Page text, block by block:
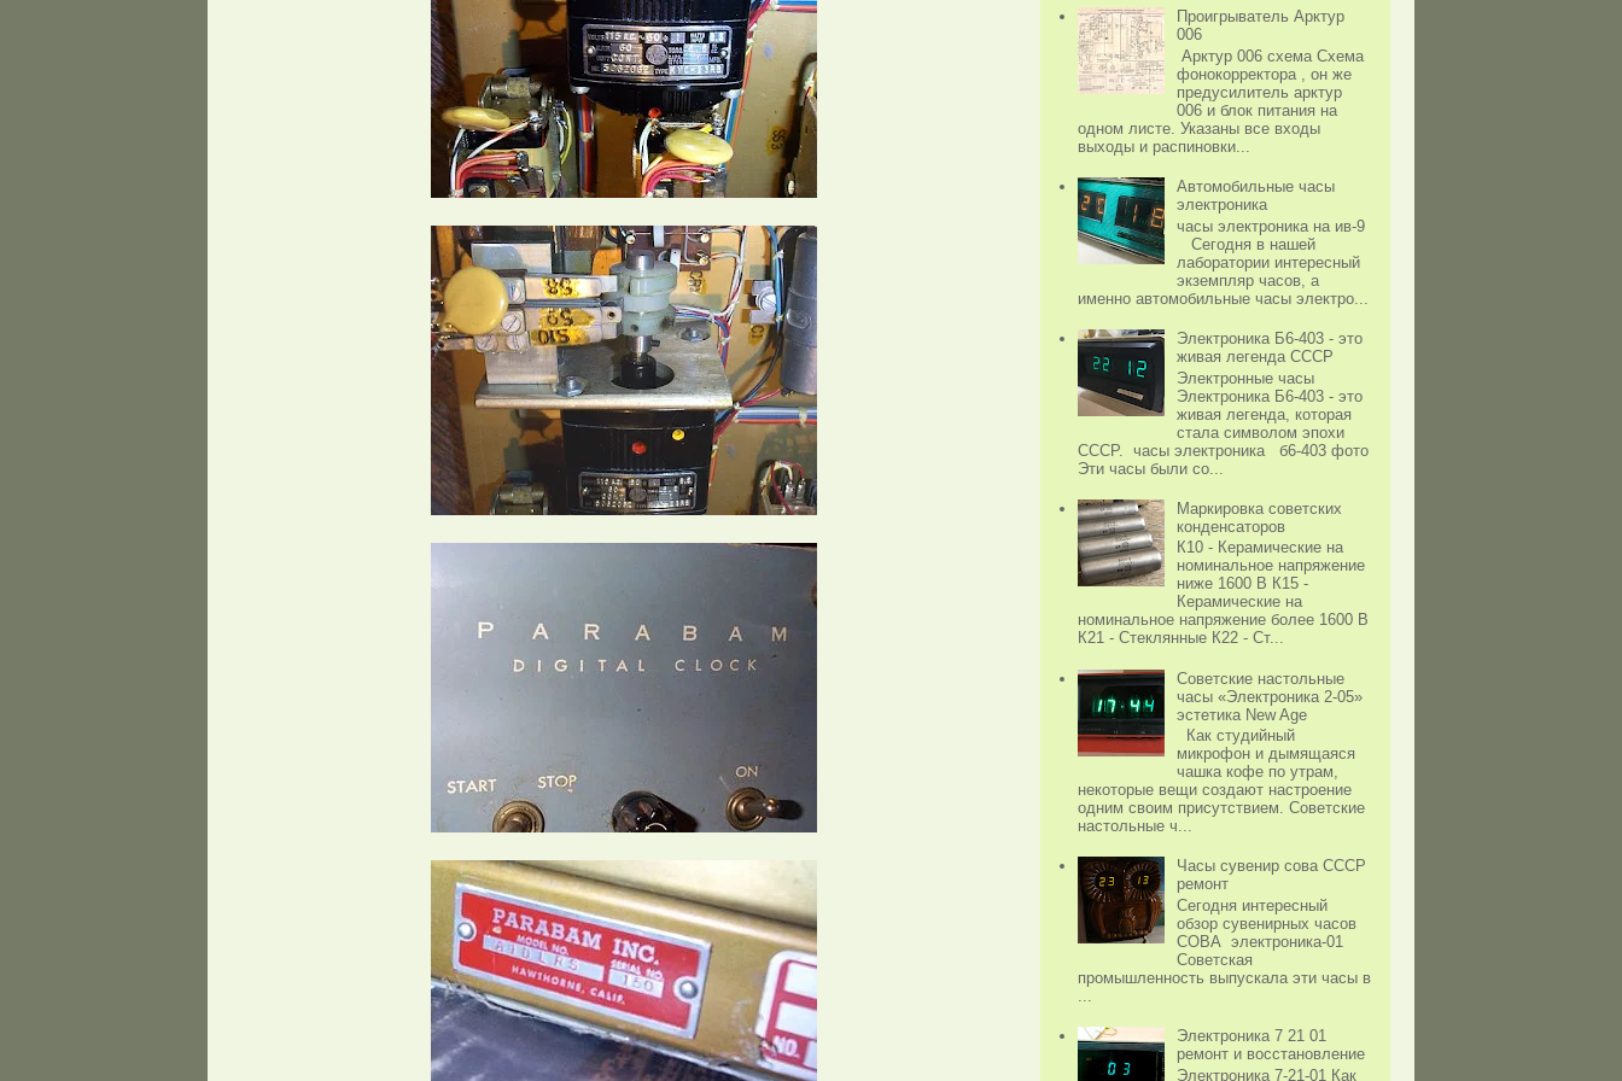
Проигрыватель Арктур
006
Арктур 006 схема Схема
фонокорректора , он же
предусилитель арктур
006 и блок питания на
одном листе. Указаны все входы
выходы и распиновки...
Автомобильные часы
электроника
часы электроника на ив-9
Сегодня в нашей
лаборатории интересный
экземпляр часов, а
именно автомобильные часы электро...
Электроника Б6-403 - это
живая легенда СССР
Электронные часы
Электроника Б6-403 - это
живая легенда, которая
стала символом эпохи
СССР. часы электроника б6-403 фото
Эти часы были со...
Маркировка советских
конденсаторов
К10 - Керамические на
номинальное напряжение
ниже 1600 В К15 -
Керамические на
номинальное напряжение более 1600 В
К21 - Стеклянные К22 - Ст...
Советские настольные
часы «Электроника 2-05»
эстетика New Age
Как студийный
микрофон и дымящаяся
чашка кофе по утрам,
некоторые вещи создают настроение
одним своим присутствием. Советские
настольные ч...
Часы сувенир сова СССР
ремонт
Сегодня интересный
обзор сувенирных часов
СОВА электроника-01
Советская
промышленность выпускала эти часы в
Электроника 7 21 01
ремонт и восстановление
Электроника 7-21-01 Как